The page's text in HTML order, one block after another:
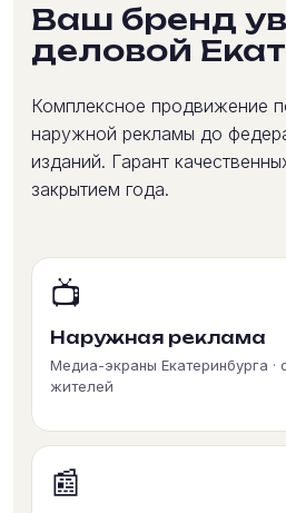
Ваш бренд
деловой
Комплексное продвижение
наружной рекламы до
изданий. Гарант
закрытием года.
📺
Наружная реклама
Медиа-экраны Екатеринбурга ·
жителей
📰